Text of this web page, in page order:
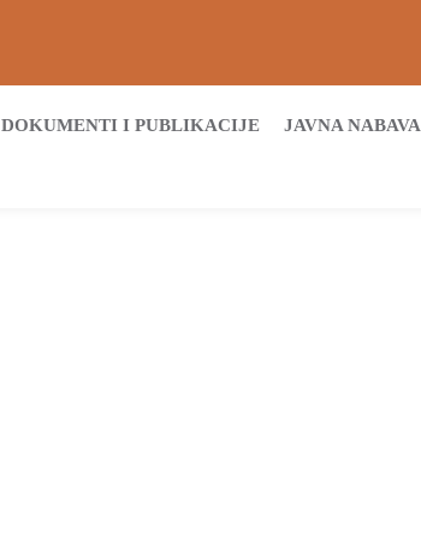
DOKUMENTI I PUBLIKACIJE JAVNA NABAVA